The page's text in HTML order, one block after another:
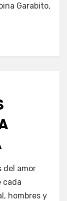
Garabito,
del amor
cada
hombres y